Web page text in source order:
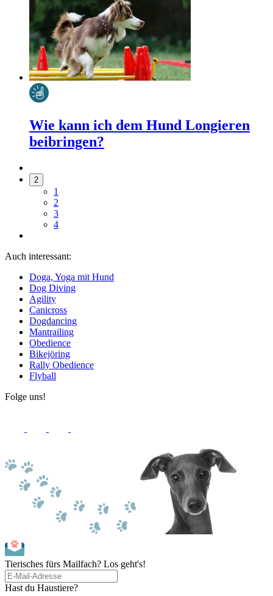
Wie kann ich dem Hund Longieren
beibringen?
2
1
2
3
4
Auch interessant:
Doga, Yoga mit Hund
Dog Diving
Agility
Canicross
Dogdancing
Mantrailing
Obedience
Bikejöring
Rally Obedience
Flyball
Folge uns!
Tierisches fürs Mailfach? Los geht's!
Hast du Haustiere?